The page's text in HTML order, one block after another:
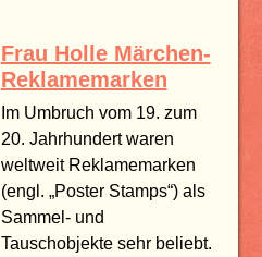
Frau Holle Märchen-
Reklamemarken
Im Umbruch vom 19. zum
20. Jahrhundert waren
weltweit Reklamemarken
(engl. „Poster Stamps“) als
Sammel- und
Tauschobjekte sehr beliebt.